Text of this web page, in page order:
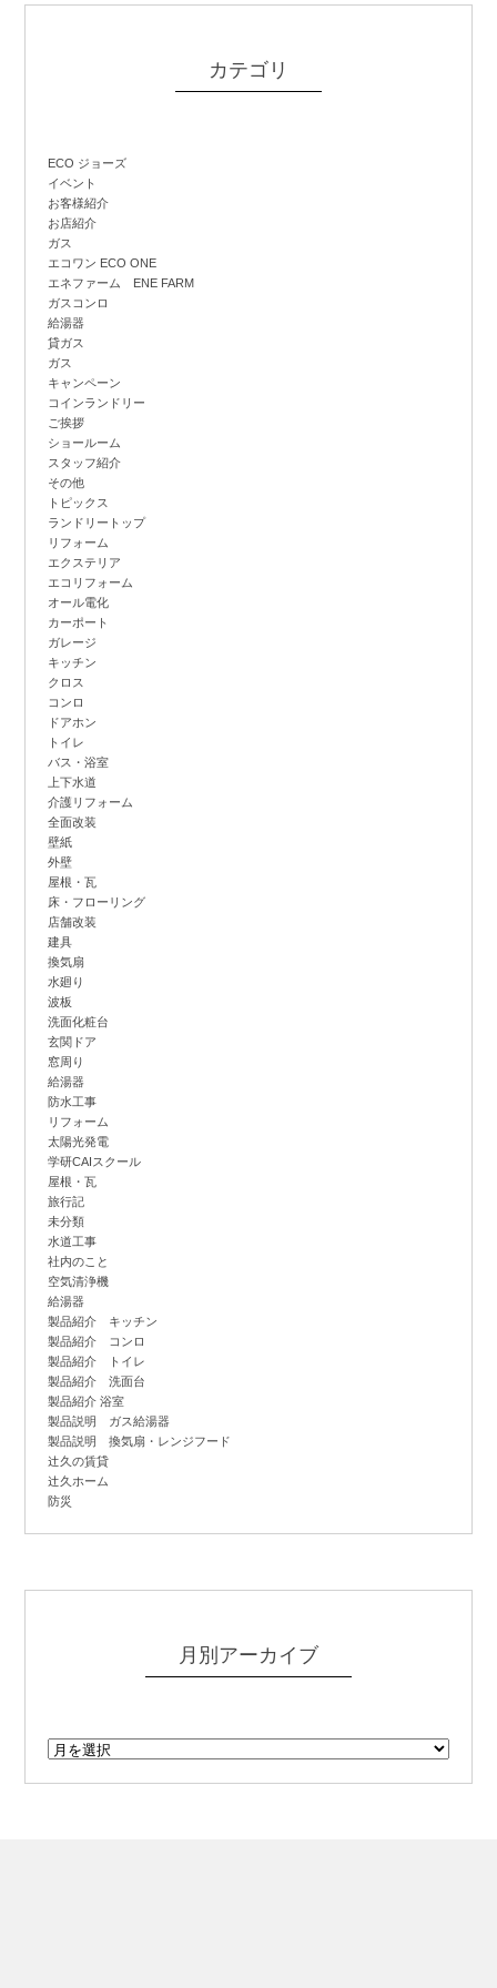
カテゴリ
ECO ジョーズ
イベント
お客様紹介
お店紹介
ガス
エコワン ECO ONE
エネファーム ENE FARM
ガスコンロ
給湯器
貸ガス
ガス
キャンペーン
コインランドリー
ご挨拶
ショールーム
スタッフ紹介
その他
トピックス
ランドリートップ
リフォーム
エクステリア
エコリフォーム
オール電化
カーポート
ガレージ
キッチン
クロス
コンロ
ドアホン
トイレ
バス・浴室
上下水道
介護リフォーム
全面改装
壁紙
外壁
屋根・瓦
床・フローリング
店舗改装
建具
換気扇
水廻り
波板
洗面化粧台
玄関ドア
窓周り
給湯器
防水工事
リフォーム
太陽光発電
学研CAIスクール
屋根・瓦
旅行記
未分類
水道工事
社内のこと
空気清浄機
給湯器
製品紹介 キッチン
製品紹介 コンロ
製品紹介 トイレ
製品紹介 洗面台
製品紹介 浴室
製品説明 ガス給湯器
製品説明 換気扇・レンジフード
辻久の賃貸
辻久ホーム
防災
月別アーカイブ